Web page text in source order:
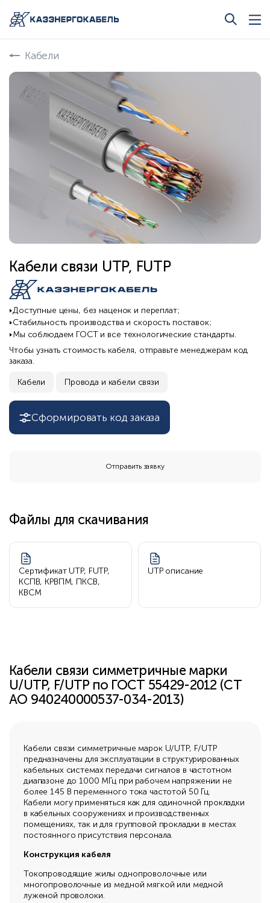
Кабели
Кабели связи UTP, FUTP
Доступные цены, без наценок и переплат;
Стабильность производства и скорость поставок;
Мы соблюдаем ГОСТ и все технологические стандарты.
Чтобы узнать стоимость кабеля, отправьте менеджерам код
заказа.
Кабели Провода и кабели связи
Сформировать код заказа
Отправить заявку
Файлы для скачивания
Сертификат UTP, FUTP,
КСПВ, КРВПМ, ПКСВ,
КВСМ
UTP описание
Кабели связи симметричные марки
U/UTP, F/UTP по ГОСТ 55429-2012 (СТ
АО 940240000537-034-2013)
Кабели связи симметричные марок U/UTP, F/UTP
предназначены для эксплуатации в структурированных
кабельных системах передачи сигналов в частотном
диапазоне до 1000 МГц при рабочем напряжении не
более 145 В переменного тока частотой 50 Гц.
Кабели могу применяться как для одиночной прокладки
в кабельных сооружениях и производственных
помещениях, так и для групповой прокладки в местах
постоянного присутствия персонала.
Конструкция кабеля
Токопроводящие жилы однопроволочные или
многопроволочные из медной мягкой или медной
луженой проволоки.